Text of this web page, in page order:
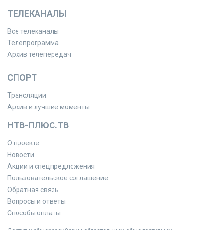
ТЕЛЕКАНАЛЫ
Все телеканалы
Телепрограмма
Архив телепередач
СПОРТ
Трансляции
Архив и лучшие моменты
НТВ-ПЛЮС.ТВ
О проекте
Новости
Акции и спецпредложения
Пользовательское соглашение
Обратная связь
Вопросы и ответы
Способы оплаты